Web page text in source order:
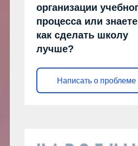
организации
процесса или
как сделать школу
лучше?
Написать о проблеме